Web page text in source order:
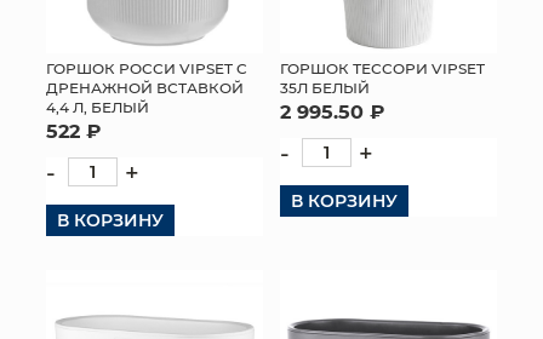
ГОРШОК РОССИ VIPSET С
ДРЕНАЖНОЙ ВСТАВКОЙ
4,4 Л, БЕЛЫЙ
522 ₽
- +
В КОРЗИНУ
ГОРШОК ТЕССОРИ VIPSET
35Л БЕЛЫЙ
2 995.50 ₽
- +
В КОРЗИНУ